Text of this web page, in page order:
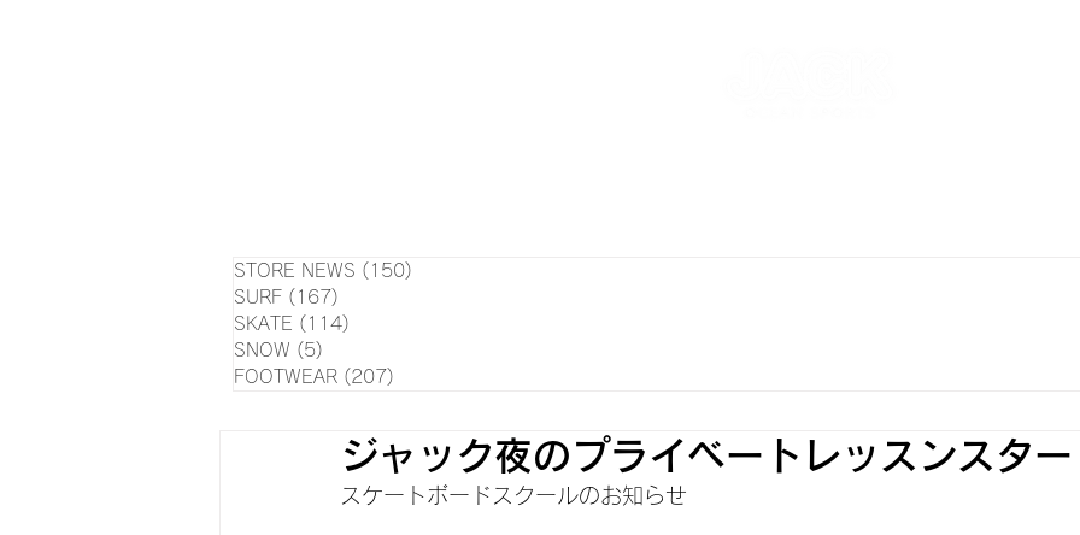
STORE NEWS (150)
SURF (167)
SKATE (114)
SNOW (5)
FOOTWEAR (207)
ジャック夜のプライベートレッスンスター
スケートボードスクールのお知らせ